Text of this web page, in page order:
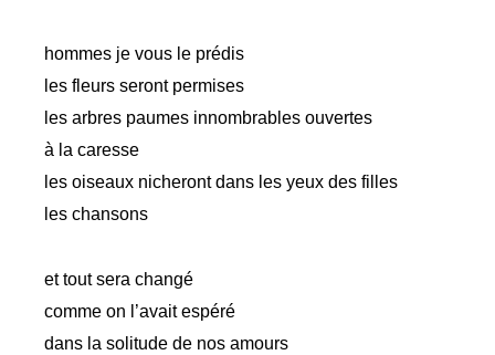
hommes je vous le prédis
les fleurs seront permises
les arbres paumes innombrables ouvertes
à la caresse
les oiseaux nicheront dans les yeux des filles
les chansons
et tout sera changé
comme on l’avait espéré
dans la solitude de nos amours